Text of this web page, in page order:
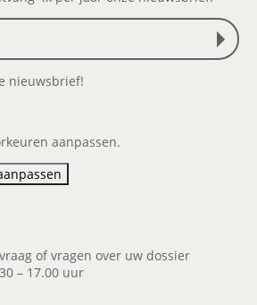
nieuwsbrief!
aanpassen.
of vragen over uw dossier
– 17.00 uur